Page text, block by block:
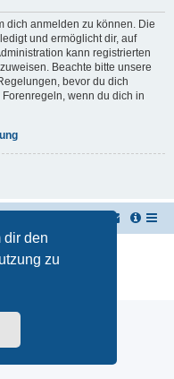
dir den
zu
dich anmelden zu können. Die
und ermöglicht dir, auf
kann registrierten
Beachte bitte unsere
bevor du dich
wenn du dich in
phpBB.de